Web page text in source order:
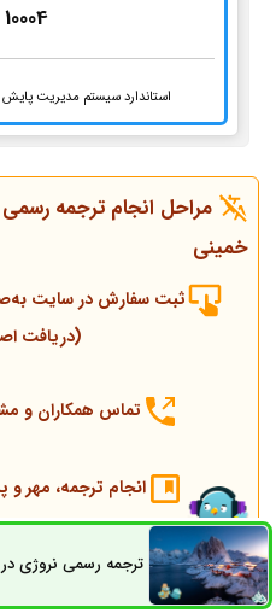
استاندارد سیستم مدیریت
مراحل انجام ترجمه رسمی
خمینی
ثبت سفارش در سایت
(دریافت
تماس همکاران و
انجام ترجمه، مهر
ارسال به
ترجمه رسمی نروژیراه های ارتباطی